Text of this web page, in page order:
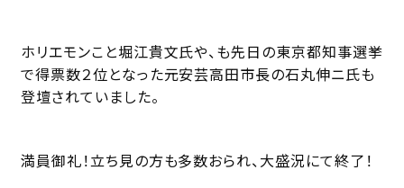
ホリエモンこと堀江貴文氏や、も先日の東京都知事選挙
で得票数２位となった元安芸高田市長の石丸伸ニ氏も
登壇されていました。
満員御礼！立ち見の方も多数おられ、大盛況にて終了！